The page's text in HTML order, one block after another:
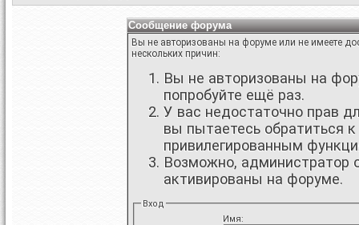
Сообщение форума
Вы не авторизованы на форуме или не имеете
нескольких причин:
Вы не авторизованы на
попробуйте ещё раз.
У вас недостаточно прав
вы пытаетесь обратиться
привилегированным
Возможно, администратор
активированы на форуме.
Вход
Имя: